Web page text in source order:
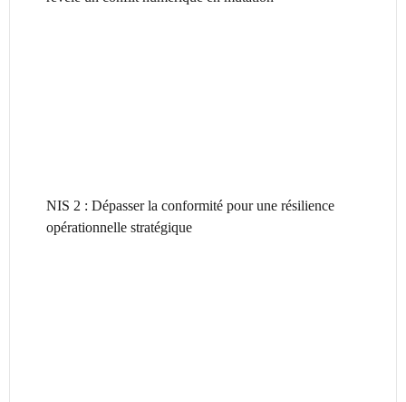
NIS 2 : Dépasser la conformité pour une résilience
opérationnelle stratégique